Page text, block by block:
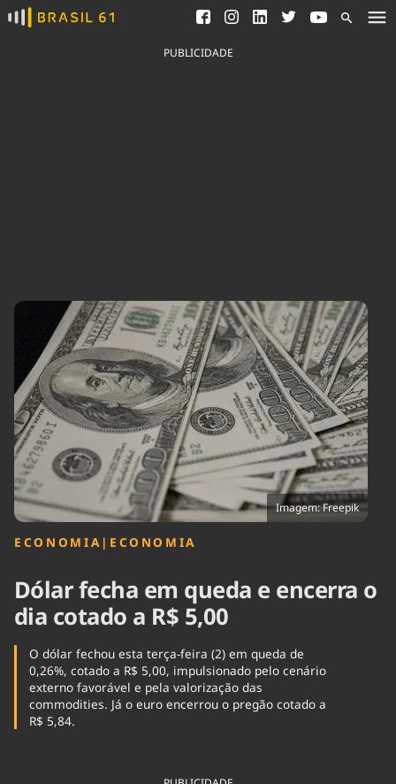
Ver todas as notícias
Saneamento
Indicadores
Agronegócios
Brasil
Brasil Mineral
Ciência &
Tecnologia
Cinema
Comportamento
Cultura
Economia
Educação
Infraestrutura
Internacional
Meio Ambiente
Podcast
Política
Saúde
Tempo
PUBLICIDADE
Imagem: Freepik
ECONOMIA | ECONOMIA
Dólar fecha em queda e encerra o
dia cotado a R$ 5,00
O dólar fechou esta terça-feira (2) em queda de
0,26%, cotado a R$ 5,00, impulsionado pelo cenário
externo favorável e pela valorização das
commodities. Já o euro encerrou o pregão cotado a
R$ 5,84.